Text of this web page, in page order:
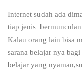
Internet sudah ada
tiap jenis
Kalau orang lain bisa
sarana belajar nya
belajar yang